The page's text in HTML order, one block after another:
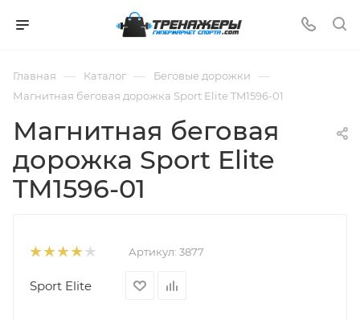
Главная — Каталог — Беговые дорожки —
Магнитная беговая дорожка Sport Elite TM1596-01
Магнитная беговая
дорожка Sport Elite
TM1596-01
Артикул: 3877
Sport Elite